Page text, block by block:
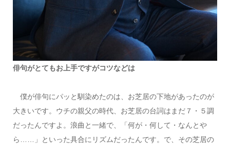
俳句がとてもお上手ですがコツなどは
僕が俳句にパッと馴染めたのは、お芝居の下地があったのが
大きいです。ウチの親父の時代、お芝居の台詞はまだ７・５調
だったんですよ。浪曲と一緒で、「何が・何して・なんとや
ら……」といった具合にリズムだったんです。で、その芝居の